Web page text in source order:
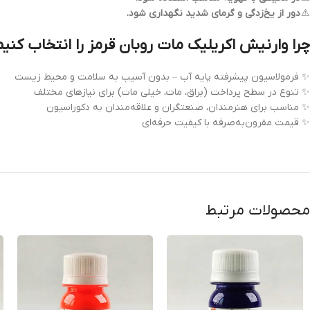
⚠دور از یخ‌زدگی و گرمای شدید نگهداری شود.
چرا وارنیش اکریلیک مات روبان قرمز را انتخاب
✨ فرمولاسیون پیشرفته پایه آب – بدون آسیب به سلامت و محیط زیست
✨ تنوع در سطح پرداخت (براق، مات، خیلی مات) برای نیازهای مختلف
✨ مناسب برای هنرمندان، صنعتگران و علاقه‌مندان به دکوراسیون
✨ قیمت مقرون‌به‌صرفه با کیفیت حرفه‌ای
محصولات مرتبط